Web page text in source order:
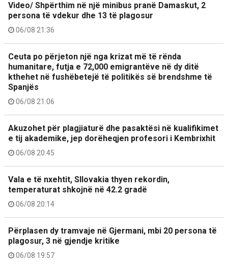
Video/ Shpërthim në një minibus pranë Damaskut, 2
persona të vdekur dhe 13 të plagosur
06/08 21:36
Ceuta po përjeton një nga krizat më të rënda
humanitare, futja e 72,000 emigrantëve në dy ditë
kthehet në fushëbetejë të politikës së brendshme të
Spanjës
06/08 21:06
Akuzohet për plagjiaturë dhe pasaktësi në kualifikimet
e tij akademike, jep dorëheqjen profesori i Kembrixhit
06/08 20:45
Vala e të nxehtit, Sllovakia thyen rekordin,
temperaturat shkojnë në 42.2 gradë
06/08 20:14
Përplasen dy tramvaje në Gjermani, mbi 20 persona të
plagosur, 3 në gjendje kritike
06/08 19:57